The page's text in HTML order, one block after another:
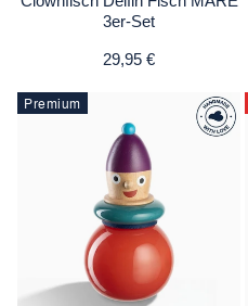
3er-Set
29,95 €
Premium